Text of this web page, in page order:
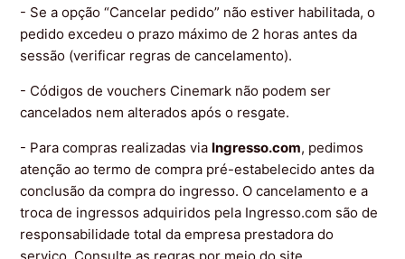
- Se a opção “Cancelar pedido” não estiver habilitada, o
pedido excedeu o prazo máximo de 2 horas antes da
sessão (verificar regras de cancelamento).
- Códigos de vouchers Cinemark não podem ser
cancelados nem alterados após o resgate.
- Para compras realizadas via Ingresso.com, pedimos
atenção ao termo de compra pré-estabelecido antes da
conclusão da compra do ingresso. O cancelamento e a
troca de ingressos adquiridos pela Ingresso.com são de
responsabilidade total da empresa prestadora do